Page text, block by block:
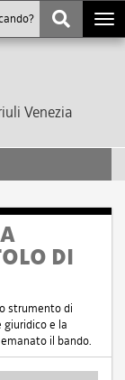
Venezia
DI
strumento di
e la
il bando.